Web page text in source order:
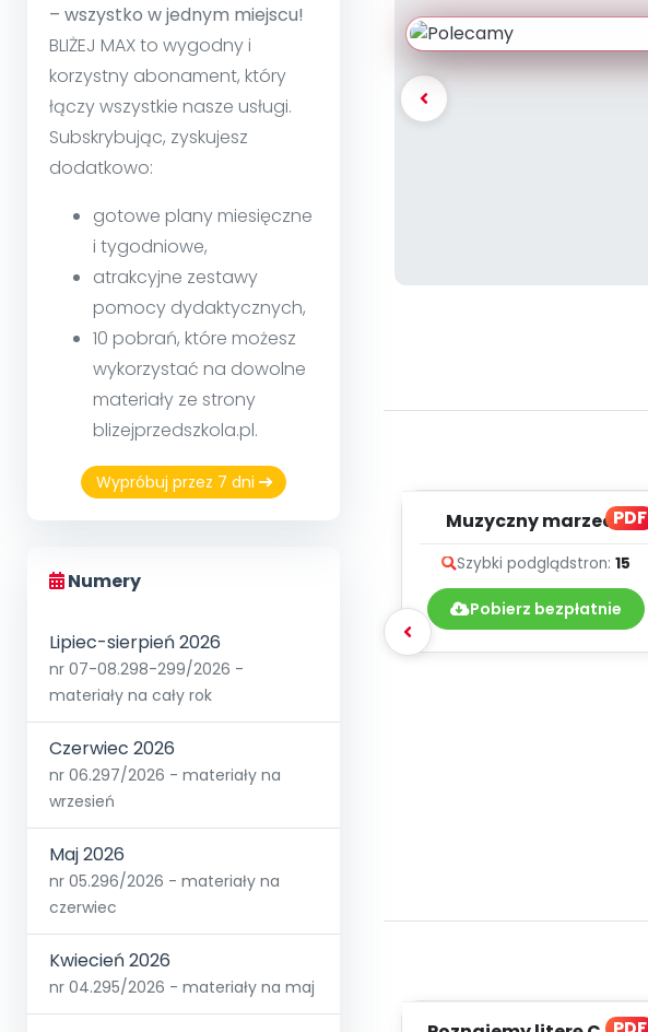
– wszystko w jednym miejscu!
BLIŻEJ MAX to wygodny i
korzystny abonament, który
łączy wszystkie nasze usługi.
Subskrybując, zyskujesz
dodatkowo:
gotowe plany miesięczne
i tygodniowe,
atrakcyjne zestawy
pomocy dydaktycznych,
10 pobrań, które możesz
wykorzystać na dowolne
materiały ze strony
blizejprzedszkola.pl.
Wypróbuj przez 7 dni
Numery
Lipiec-sierpień 2026
nr 07-08.298-299/2026 -
materiały na cały rok
Czerwiec 2026
nr 06.297/2026 - materiały na
wrzesień
Maj 2026
nr 05.296/2026 - materiały na
czerwiec
Kwiecień 2026
nr 04.295/2026 - materiały na maj
PDF
Muzyczny marzec -
Szybki podglądstron: 15
Pobierz bezpłatnie